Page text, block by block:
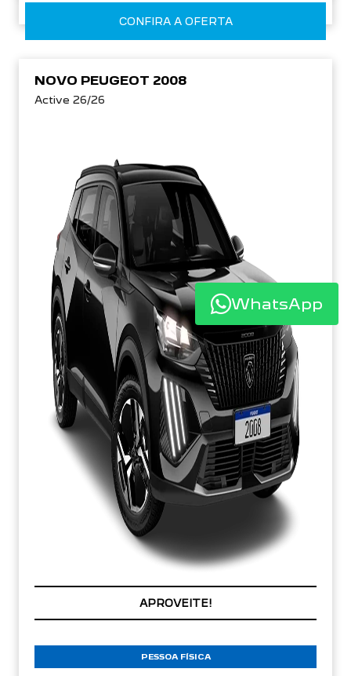
CONFIRA A OFERTA
NOVO PEUGEOT 2008
Active 26/26
APROVEITE!
PESSOA FÍSICA
WhatsApp